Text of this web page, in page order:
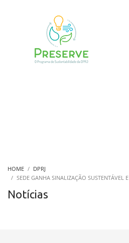
HOME
DPRJ
SEDE GANHA SINALIZAÇÃO SUSTENTÁVEL
Notícias